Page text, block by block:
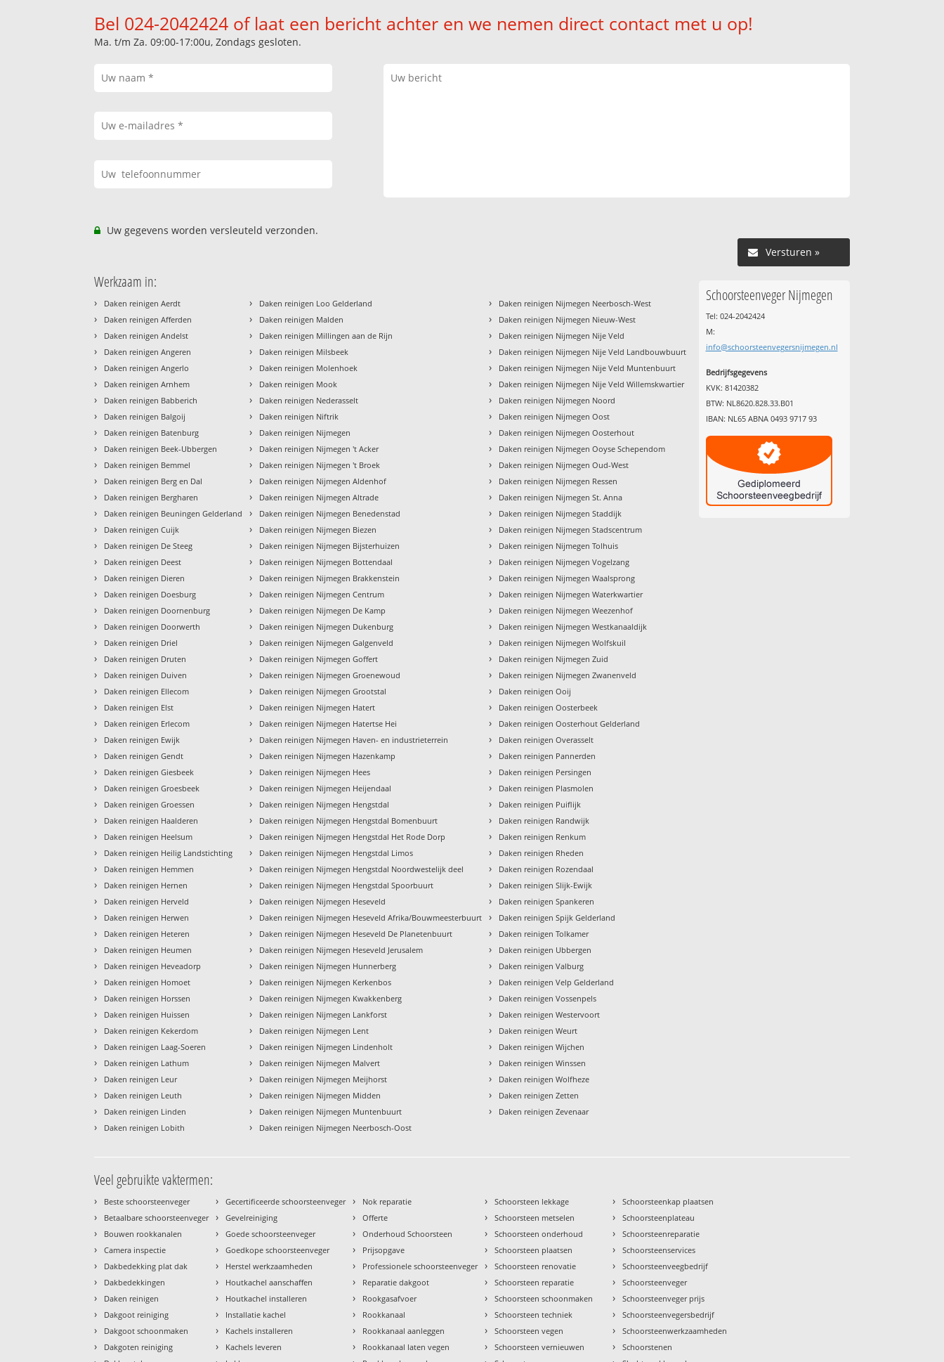
Bel 024-2042424 of laat een bericht achter en we nemen direct contact met u op!
Ma. t/m Za. 09:00-17:00u, Zondags gesloten.
Uw gegevens worden versleuteld verzonden.
Versturen »
Werkzaam in:
› Daken reinigen Aerdt
› Daken reinigen Afferden
› Daken reinigen Andelst
› Daken reinigen Angeren
› Daken reinigen Angerlo
› Daken reinigen Arnhem
› Daken reinigen Babberich
› Daken reinigen Balgoij
› Daken reinigen Batenburg
› Daken reinigen Beek-Ubbergen
› Daken reinigen Bemmel
› Daken reinigen Berg en Dal
› Daken reinigen Bergharen
› Daken reinigen Beuningen Gelderland
› Daken reinigen Cuijk
› Daken reinigen De Steeg
› Daken reinigen Deest
› Daken reinigen Dieren
› Daken reinigen Doesburg
› Daken reinigen Doornenburg
› Daken reinigen Doorwerth
› Daken reinigen Driel
› Daken reinigen Druten
› Daken reinigen Duiven
› Daken reinigen Ellecom
› Daken reinigen Elst
› Daken reinigen Erlecom
› Daken reinigen Ewijk
› Daken reinigen Gendt
› Daken reinigen Giesbeek
› Daken reinigen Groesbeek
› Daken reinigen Groessen
› Daken reinigen Haalderen
› Daken reinigen Heelsum
› Daken reinigen Heilig Landstichting
› Daken reinigen Hemmen
› Daken reinigen Hernen
› Daken reinigen Herveld
› Daken reinigen Herwen
› Daken reinigen Heteren
› Daken reinigen Heumen
› Daken reinigen Heveadorp
› Daken reinigen Homoet
› Daken reinigen Horssen
› Daken reinigen Huissen
› Daken reinigen Kekerdom
› Daken reinigen Laag-Soeren
› Daken reinigen Lathum
› Daken reinigen Leur
› Daken reinigen Leuth
› Daken reinigen Linden
› Daken reinigen Lobith
› Daken reinigen Loo Gelderland
› Daken reinigen Malden
› Daken reinigen Millingen aan de Rijn
› Daken reinigen Milsbeek
› Daken reinigen Molenhoek
› Daken reinigen Mook
› Daken reinigen Nederasselt
› Daken reinigen Niftrik
› Daken reinigen Nijmegen
› Daken reinigen Nijmegen 't Acker
› Daken reinigen Nijmegen 't Broek
› Daken reinigen Nijmegen Aldenhof
› Daken reinigen Nijmegen Altrade
› Daken reinigen Nijmegen Benedenstad
› Daken reinigen Nijmegen Biezen
› Daken reinigen Nijmegen Bijsterhuizen
› Daken reinigen Nijmegen Bottendaal
› Daken reinigen Nijmegen Brakkenstein
› Daken reinigen Nijmegen Centrum
› Daken reinigen Nijmegen De Kamp
› Daken reinigen Nijmegen Dukenburg
› Daken reinigen Nijmegen Galgenveld
› Daken reinigen Nijmegen Goffert
› Daken reinigen Nijmegen Groenewoud
› Daken reinigen Nijmegen Grootstal
› Daken reinigen Nijmegen Hatert
› Daken reinigen Nijmegen Hatertse Hei
› Daken reinigen Nijmegen Haven- en industrieterrein
› Daken reinigen Nijmegen Hazenkamp
› Daken reinigen Nijmegen Hees
› Daken reinigen Nijmegen Heijendaal
› Daken reinigen Nijmegen Hengstdal
› Daken reinigen Nijmegen Hengstdal Bomenbuurt
› Daken reinigen Nijmegen Hengstdal Het Rode Dorp
› Daken reinigen Nijmegen Hengstdal Limos
› Daken reinigen Nijmegen Hengstdal Noordwestelijk deel
› Daken reinigen Nijmegen Hengstdal Spoorbuurt
› Daken reinigen Nijmegen Heseveld
› Daken reinigen Nijmegen Heseveld Afrika/Bouwmeesterbuurt
› Daken reinigen Nijmegen Heseveld De Planetenbuurt
› Daken reinigen Nijmegen Heseveld Jerusalem
› Daken reinigen Nijmegen Hunnerberg
› Daken reinigen Nijmegen Kerkenbos
› Daken reinigen Nijmegen Kwakkenberg
› Daken reinigen Nijmegen Lankforst
› Daken reinigen Nijmegen Lent
› Daken reinigen Nijmegen Lindenholt
› Daken reinigen Nijmegen Malvert
› Daken reinigen Nijmegen Meijhorst
› Daken reinigen Nijmegen Midden
› Daken reinigen Nijmegen Muntenbuurt
› Daken reinigen Nijmegen Neerbosch-Oost
› Daken reinigen Nijmegen Neerbosch-West
› Daken reinigen Nijmegen Nieuw-West
› Daken reinigen Nijmegen Nije Veld
› Daken reinigen Nijmegen Nije Veld Landbouwbuurt
› Daken reinigen Nijmegen Nije Veld Muntenbuurt
› Daken reinigen Nijmegen Nije Veld Willemskwartier
› Daken reinigen Nijmegen Noord
› Daken reinigen Nijmegen Oost
› Daken reinigen Nijmegen Oosterhout
› Daken reinigen Nijmegen Ooyse Schependom
› Daken reinigen Nijmegen Oud-West
› Daken reinigen Nijmegen Ressen
› Daken reinigen Nijmegen St. Anna
› Daken reinigen Nijmegen Staddijk
› Daken reinigen Nijmegen Stadscentrum
› Daken reinigen Nijmegen Tolhuis
› Daken reinigen Nijmegen Vogelzang
› Daken reinigen Nijmegen Waalsprong
› Daken reinigen Nijmegen Waterkwartier
› Daken reinigen Nijmegen Weezenhof
› Daken reinigen Nijmegen Westkanaaldijk
› Daken reinigen Nijmegen Wolfskuil
› Daken reinigen Nijmegen Zuid
› Daken reinigen Nijmegen Zwanenveld
› Daken reinigen Ooij
› Daken reinigen Oosterbeek
› Daken reinigen Oosterhout Gelderland
› Daken reinigen Overasselt
› Daken reinigen Pannerden
› Daken reinigen Persingen
› Daken reinigen Plasmolen
› Daken reinigen Puiflijk
› Daken reinigen Randwijk
› Daken reinigen Renkum
› Daken reinigen Rheden
› Daken reinigen Rozendaal
› Daken reinigen Slijk-Ewijk
› Daken reinigen Spankeren
› Daken reinigen Spijk Gelderland
› Daken reinigen Tolkamer
› Daken reinigen Ubbergen
› Daken reinigen Valburg
› Daken reinigen Velp Gelderland
› Daken reinigen Vossenpels
› Daken reinigen Westervoort
› Daken reinigen Weurt
› Daken reinigen Wijchen
› Daken reinigen Winssen
› Daken reinigen Wolfheze
› Daken reinigen Zetten
› Daken reinigen Zevenaar
Schoorsteenveger Nijmegen
Tel: 024-2042424
M:
info@schoorsteenvegersnijmegen.nl
Bedrijfsgegevens
KVK: 81420382
BTW: NL8620.828.33.B01
IBAN: NL65 ABNA 0493 9717 93
Veel gebruikte vaktermen:
› Beste schoorsteenveger
› Betaalbare schoorsteenveger
› Bouwen rookkanalen
› Camera inspectie
› Dakbedekking plat dak
› Dakbedekkingen
› Daken reinigen
› Dakgoot reiniging
› Dakgoot schoonmaken
› Dakgoten reiniging
› Gecertificeerde schoorsteenveger
› Gevelreiniging
› Goede schoorsteenveger
› Goedkope schoorsteenveger
› Herstel werkzaamheden
› Houtkachel aanschaffen
› Houtkachel installeren
› Installatie kachel
› Kachels installeren
› Kachels leveren
› Nok reparatie
› Offerte
› Onderhoud Schoorsteen
› Prijsopgave
› Professionele schoorsteenveger
› Reparatie dakgoot
› Rookgasafvoer
› Rookkanaal
› Rookkanaal aanleggen
› Rookkanaal laten vegen
› Schoorsteen lekkage
› Schoorsteen metselen
› Schoorsteen onderhoud
› Schoorsteen plaatsen
› Schoorsteen renovatie
› Schoorsteen reparatie
› Schoorsteen schoonmaken
› Schoorsteen techniek
› Schoorsteen vegen
› Schoorsteen vernieuwen
› Schoorsteenkap plaatsen
› Schoorsteenplateau
› Schoorsteenreparatie
› Schoorsteenservices
› Schoorsteenveegbedrijf
› Schoorsteenveger
› Schoorsteenveger prijs
› Schoorsteenvegersbedrijf
› Schoorsteenwerkzaamheden
› Schoorstenen